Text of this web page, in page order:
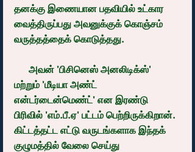
தனக்கு இணையான பதவியில் உட்கார
வைத்திருப்பது அவனுக்குக் கொஞ்சம்
வருத்தத்தைக் கொடுத்தது.
மற்றும் 'மீடியா அண்ட்
என்டர்டைன்மெண்ட்' என இரண்டு
பிரிவில் 'எம்.பீ.ஏ' பட்டம் பெற்றிருக்கிறான்.
கிட்டத்தட்ட எட்டு வருடங்களாக இந்தக்
குழுமத்தில் வேலை செய்து